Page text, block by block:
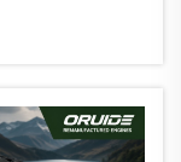
från 2002–
Audi A4-